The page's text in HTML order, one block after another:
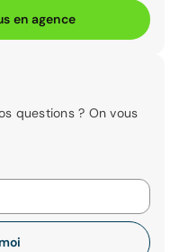
en agence
questions ? On vous